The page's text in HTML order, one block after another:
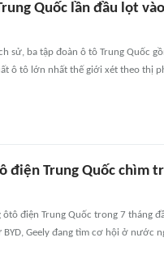
Quốc lần đầu lọt
sử, ba tập đoàn ô tô Trung Quốc
ô tô lớn nhất thế giới xét theo thị
điện Trung Quốc chìm
điện Trung Quốc trong 7 tháng
BYD, Geely đang tìm cơ hội ở nước